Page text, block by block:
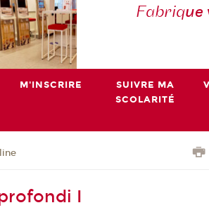
Fabrique
M'INSCRIRE
SUIVRE MA
SCOLARITÉ
I